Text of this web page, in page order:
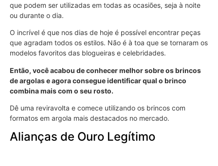
que podem ser utilizadas em todas as ocasiões, seja à noite
ou durante o dia.
O incrível é que nos dias de hoje é possível encontrar peças
que agradam todos os estilos. Não é à toa que se tornaram os
modelos favoritos das blogueiras e celebridades.
Então, você acabou de conhecer melhor sobre os brincos
de argolas e agora consegue identificar qual o brinco
combina mais com o seu rosto.
Dê uma reviravolta e comece utilizando os brincos com
formatos em argola mais destacados no mercado.
Alianças de Ouro Legítimo